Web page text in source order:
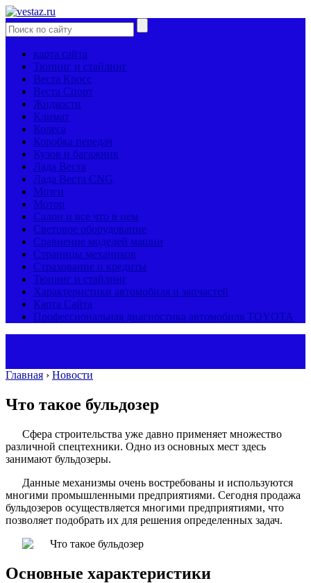
карта сайта
Тюнинг и стайлинг
Веста Кросс
Веста Спорт
Жидкости
Климат
Колеса
Коробка передач
Кузов и багажник
Лада Веста
Лада Веста CNG
Мозги
Мотор
Салон и все что в нем
Световое оборудование
Сравнение моделей машин
Страницы механиков
Страхование и кредиты
Тюнинг и стайлинг
Характеристики автомобиля и запчастей
Карта Сайта
Профессиональная диагностика автомобиля TOYOTA
Главная › Новости
Что такое бульдозер
Сфера строительства уже давно применяет множество
различной спецтехники. Одно из основных мест здесь
занимают бульдозеры.
Данные механизмы очень востребованы и используются
многими промышленными предприятиями. Сегодня продажа
бульдозеров осуществляется многими предприятиями, что
позволяет подобрать их для решения определенных задач.
Основные характеристики